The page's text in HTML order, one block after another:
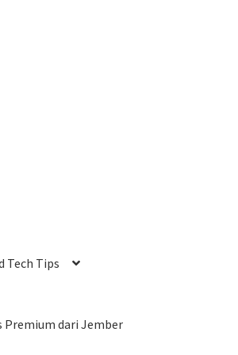
Tech Tips
Premium dari Jember